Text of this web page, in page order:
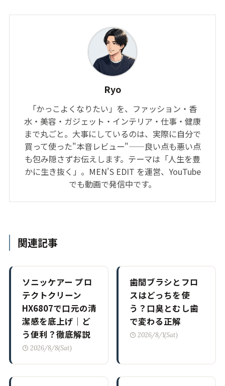
Ryo
「かっこよくなりたい」を、ファッション・香
水・美容・ガジェット・インテリア・仕事・健康
まで丸ごと。大事にしているのは、実際に自分で
買って使った"本音レビュー"——良い点も悪い点
も包み隠さずお伝えします。テーマは「人生を豊
かに生き抜く」。MEN'S EDIT を運営、YouTube
でも動画で発信中です。
関連記事
ソニッケアー プロ
テクトクリーン
HX6807で口元の清
潔感を底上げ｜ど
う便利？徹底解説
2026/8/8(Sat)
歯間ブラシとフロ
スはどっちを使
う？口臭とむし歯
で変わる正解
2026/8/1(Sat)